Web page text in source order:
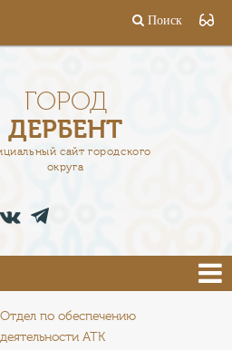
Поиск
ГОРОД
ДЕРБЕНТ
сайт городского
округа
Отдел по обеспечению
деятельности АТК